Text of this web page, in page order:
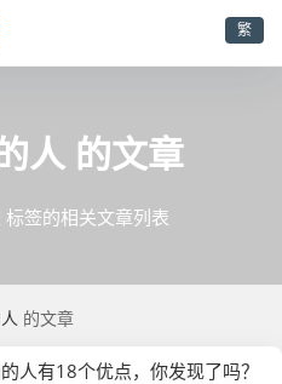
繁
人 的文章
签的相关文章列表
的文章
人有18个优点，你发现了吗？